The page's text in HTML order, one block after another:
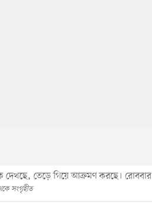
দেখছে, তেড়ে গিয়ে আক্রমণ করছে। রোববার
সংগৃহীত